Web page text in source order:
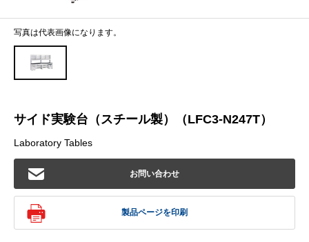
写真は代表画像になります。
サイド実験台（スチール製）（LFC3-N247T）
Laboratory Tables
お問い合わせ
製品ページを印刷